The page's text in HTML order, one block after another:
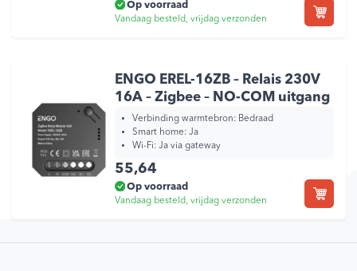
Op voorraad
Vandaag besteld, vrijdag verzonden
ENGO EREL-16ZB – Relais 230V
16A – Zigbee – NO-COM uitgang
Verbinding warmtebron: Bedraad
Smart home: Ja
Wi-Fi: Ja via gateway
55,64
Op voorraad
Vandaag besteld, vrijdag verzonden